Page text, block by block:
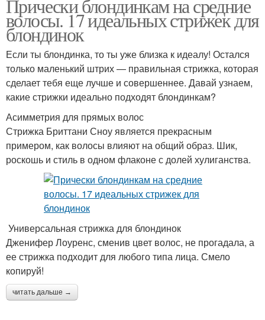
Прически блондинкам на средние
волосы. 17 идеальных стрижек для
блондинок
Если ты блондинка, то ты уже близка к идеалу! Остался
только маленький штрих — правильная стрижка, которая
сделает тебя еще лучше и совершеннее. Давай узнаем,
какие стрижки идеально подходят блондинкам?
Асимметрия для прямых волос
Стрижка Бриттани Сноу является прекрасным
примером, как волосы влияют на общий образ. Шик,
роскошь и стиль в одном флаконе с долей хулиганства.
Универсальная стрижка для блондинок
Дженифер Лоуренс, сменив цвет волос, не прогадала, а
ее стрижка подходит для любого типа лица. Смело
копируй!
читать дальше →